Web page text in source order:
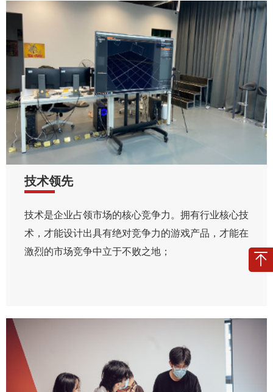
技术领先
技术是企业占领市场的核心竞争力。拥有行业核心技
术，才能设计出具有绝对竞争力的游戏产品，才能在
激烈的市场竞争中立于不败之地；